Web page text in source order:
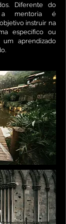
Diferente do
a mentoria é
instruir na
específico ou
aprendizado